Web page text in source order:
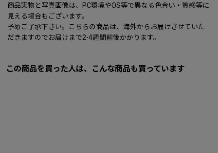
商品実物と写真画像は、PC環境やOS等で異なる色合い・質感等に
見える場合もございます。
予めご了承下さい。こちらの商品は、海外からお届けさせていた
だきますのでお届けまで2-4週間前後かかります。
この商品を買った人は、こんな商品も買っています